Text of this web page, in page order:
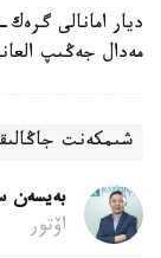
مەدال جەڭىپ
شىمكەنت
بەيسەن
اۆتور